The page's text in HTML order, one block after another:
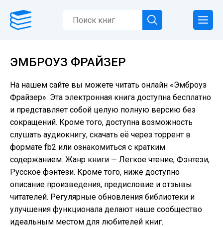
ЭМБРОУЗ ФРАЙЗЕР
На нашем сайте вы можете читать онлайн «Эмброуз
Фрайзер». Эта электронная книга доступна бесплатно
и представляет собой целую полную версию без
сокращений. Кроме того, доступна возможность
слушать аудиокнигу, скачать её через торрент в
формате fb2 или ознакомиться с кратким
содержанием. Жанр книги — Легкое чтение, Фэнтези,
Русское фэнтези. Кроме того, ниже доступно
описание произведения, предисловие и отзывы
читателей. Регулярные обновления библиотеки и
улучшения функционала делают наше сообщество
идеальным местом для любителей книг.